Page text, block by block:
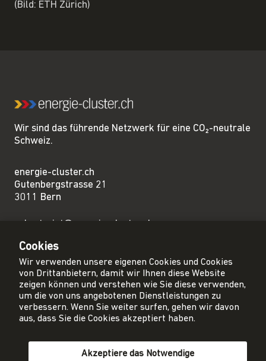
(Bild: ETH Zürich)
Wir sind das führende Netzwerk für eine CO₂-neutrale
Schweiz.
energie-cluster.ch
Gutenbergstrasse 21
3011 Bern
sekretariat@energie-cluster.ch
Privacy Policy
Impressum
AGB
Mitglied werden
Cookies
Wir verwenden unsere eigenen Cookies und Cookies
von Drittanbietern, damit wir Ihnen diese Website
zeigen können und verstehen wie Sie diese verwenden,
um die von uns angebotenen Dienstleistungen zu
verbessern. Wenn Sie weiter surfen, gehen wir davon
aus, dass Sie die Cookies akzeptiert haben.
Akzeptiere das Notwendige